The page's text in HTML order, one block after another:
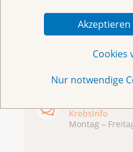
Cookies
Nur notwendige
KrebsInfo
0800 11 88 11
Montag –
KrebsInfo
Montag –